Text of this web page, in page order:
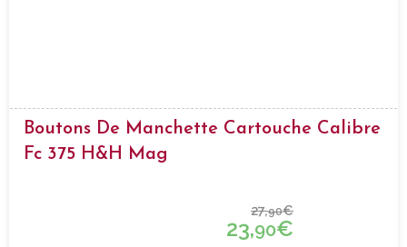
Boutons De Manchette Cartouche Calibre
Fc 375 H&h Mag
27,90€
23,90€